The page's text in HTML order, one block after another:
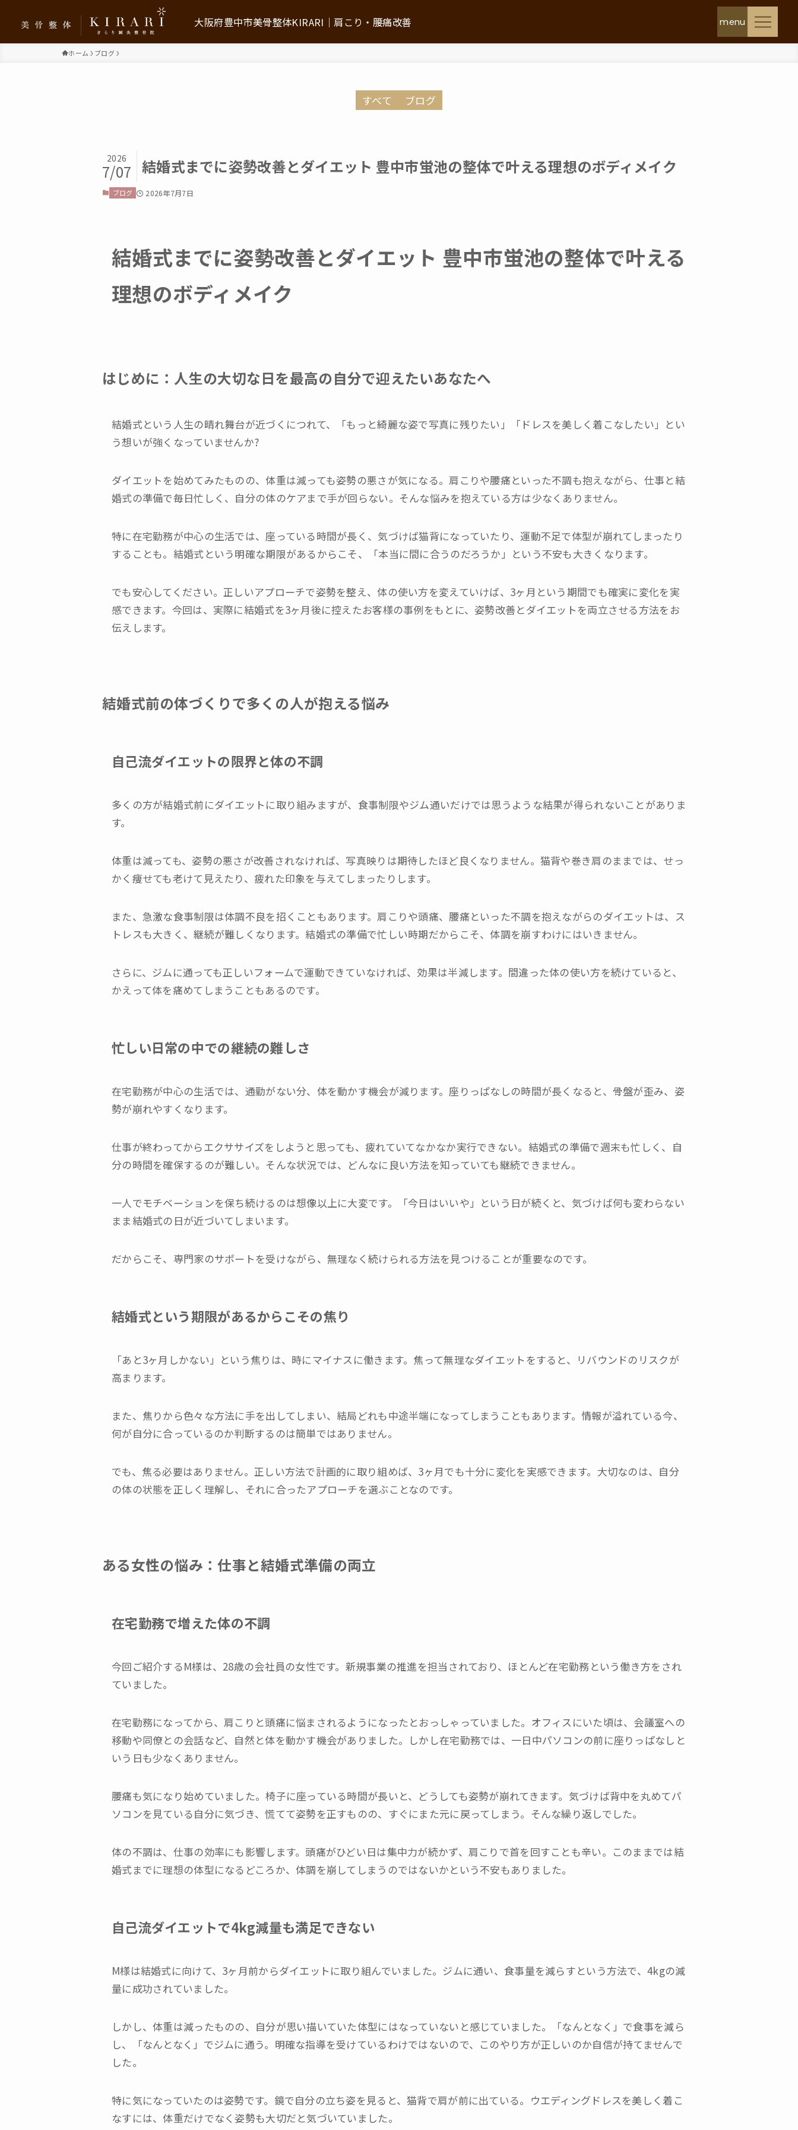
施術の流れ
求人情報
お悩みから探す
初回体験申込 お問い合わせ
大阪府豊中市美骨整体KIRARI│肩こり・腰痛改善
ホーム ブログ
すべて ブログ
結婚式までに姿勢改善とダイエット 豊中市蛍池の整体で叶える理想のボディメイク
2026
7/07
ブログ 2026年7月7日
結婚式までに姿勢改善とダイエット 豊中市蛍池の整体で叶える
理想のボディメイク
はじめに：人生の大切な日を最高の自分で迎えたいあなたへ
結婚式という人生の晴れ舞台が近づくにつれて、「もっと綺麗な姿で写真に残りたい」「ドレスを美しく着こなしたい」とい
う想いが強くなっていませんか?
ダイエットを始めてみたものの、体重は減っても姿勢の悪さが気になる。肩こりや腰痛といった不調も抱えながら、仕事と結
婚式の準備で毎日忙しく、自分の体のケアまで手が回らない。そんな悩みを抱えている方は少なくありません。
特に在宅勤務が中心の生活では、座っている時間が長く、気づけば猫背になっていたり、運動不足で体型が崩れてしまったり
することも。結婚式という明確な期限があるからこそ、「本当に間に合うのだろうか」という不安も大きくなります。
でも安心してください。正しいアプローチで姿勢を整え、体の使い方を変えていけば、3ヶ月という期間でも確実に変化を実
感できます。今回は、実際に結婚式を3ヶ月後に控えたお客様の事例をもとに、姿勢改善とダイエットを両立させる方法をお
伝えします。
結婚式前の体づくりで多くの人が抱える悩み
自己流ダイエットの限界と体の不調
多くの方が結婚式前にダイエットに取り組みますが、食事制限やジム通いだけでは思うような結果が得られないことがありま
す。
体重は減っても、姿勢の悪さが改善されなければ、写真映りは期待したほど良くなりません。猫背や巻き肩のままでは、せっ
かく痩せても老けて見えたり、疲れた印象を与えてしまったりします。
また、急激な食事制限は体調不良を招くこともあります。肩こりや頭痛、腰痛といった不調を抱えながらのダイエットは、ス
トレスも大きく、継続が難しくなります。結婚式の準備で忙しい時期だからこそ、体調を崩すわけにはいきません。
さらに、ジムに通っても正しいフォームで運動できていなければ、効果は半減します。間違った体の使い方を続けていると、
かえって体を痛めてしまうこともあるのです。
忙しい日常の中での継続の難しさ
在宅勤務が中心の生活では、通勤がない分、体を動かす機会が減ります。座りっぱなしの時間が長くなると、骨盤が歪み、姿
勢が崩れやすくなります。
仕事が終わってからエクササイズをしようと思っても、疲れていてなかなか実行できない。結婚式の準備で週末も忙しく、自
分の時間を確保するのが難しい。そんな状況では、どんなに良い方法を知っていても継続できません。
一人でモチベーションを保ち続けるのは想像以上に大変です。「今日はいいや」という日が続くと、気づけば何も変わらない
まま結婚式の日が近づいてしまいます。
だからこそ、専門家のサポートを受けながら、無理なく続けられる方法を見つけることが重要なのです。
結婚式という期限があるからこその焦り
「あと3ヶ月しかない」という焦りは、時にマイナスに働きます。焦って無理なダイエットをすると、リバウンドのリスクが
高まります。
また、焦りから色々な方法に手を出してしまい、結局どれも中途半端になってしまうこともあります。情報が溢れている今、
何が自分に合っているのか判断するのは簡単ではありません。
でも、焦る必要はありません。正しい方法で計画的に取り組めば、3ヶ月でも十分に変化を実感できます。大切なのは、自分
の体の状態を正しく理解し、それに合ったアプローチを選ぶことなのです。
ある女性の悩み：仕事と結婚式準備の両立
在宅勤務で増えた体の不調
今回ご紹介するM様は、28歳の会社員の女性です。新規事業の推進を担当されており、ほとんど在宅勤務という働き方をされ
ていました。
在宅勤務になってから、肩こりと頭痛に悩まされるようになったとおっしゃっていました。オフィスにいた頃は、会議室への
移動や同僚との会話など、自然と体を動かす機会がありました。しかし在宅勤務では、一日中パソコンの前に座りっぱなしと
いう日も少なくありません。
腰痛も気になり始めていました。椅子に座っている時間が長いと、どうしても姿勢が崩れてきます。気づけば背中を丸めてパ
ソコンを見ている自分に気づき、慌てて姿勢を正すものの、すぐにまた元に戻ってしまう。そんな繰り返しでした。
体の不調は、仕事の効率にも影響します。頭痛がひどい日は集中力が続かず、肩こりで首を回すことも辛い。このままでは結
婚式までに理想の体型になるどころか、体調を崩してしまうのではないかという不安もありました。
自己流ダイエットで4kg減量も満足できない
M様は結婚式に向けて、3ヶ月前からダイエットに取り組んでいました。ジムに通い、食事量を減らすという方法で、4kgの減
量に成功されていました。
しかし、体重は減ったものの、自分が思い描いていた体型にはなっていないと感じていました。「なんとなく」で食事を減ら
し、「なんとなく」でジムに通う。明確な指導を受けているわけではないので、このやり方が正しいのか自信が持てませんで
した。
特に気になっていたのは姿勢です。鏡で自分の立ち姿を見ると、猫背で肩が前に出ている。ウエディングドレスを美しく着こ
なすには、体重だけでなく姿勢も大切だと気づいていました。